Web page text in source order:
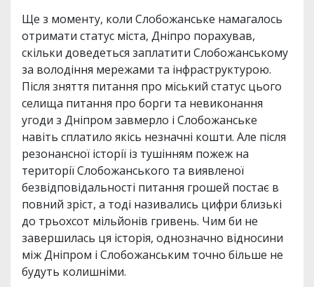
Ще з моменту, коли Слобожанське намагалось
отримати статус міста, Дніпро порахував,
скільки доведеться заплатити Слобожанському
за володіння мережами та інфраструктурою.
Після зняття питання про міський статус цього
селища питання про борги та невиконання
угоди з Дніпром завмерло і Слобожанське
навіть сплатило якісь незначні кошти. Але після
резонансної історії із тушінням пожеж на
території Слобожанського та виявленої
безвідповідальності питання грошей постає в
повний зріст, а тоді називались цифри близькі
до трьохсот мільйонів гривень. Чим би не
завершилась ця історія, однозначно відносини
між Дніпром і Слобожанським точно більше не
будуть колишніми.